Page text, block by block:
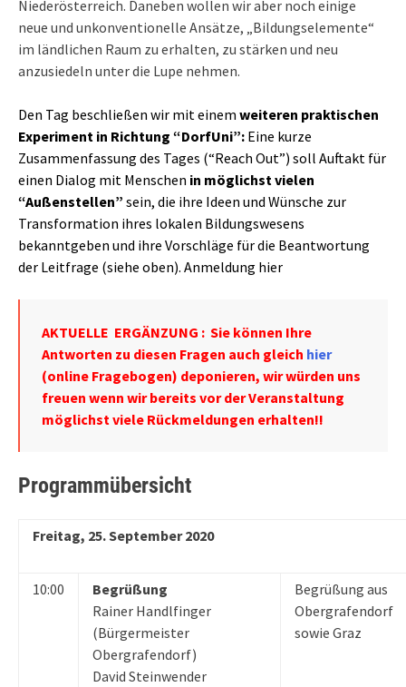
Niederösterreich. Daneben wollen wir aber noch einige
neue und unkonventionelle Ansätze, „Bildungselemente“
im ländlichen Raum zu erhalten, zu stärken und neu
anzusiedeln unter die Lupe nehmen.
Den Tag beschließen wir mit einem weiteren praktischen
Experiment in Richtung “DorfUni”: Eine kurze
Zusammenfassung des Tages (“Reach Out”) soll Auftakt für
einen Dialog mit Menschen in möglichst vielen
“Außenstellen” sein, die ihre Ideen und Wünsche zur
Transformation ihres lokalen Bildungswesens
bekanntgeben und ihre Vorschläge für die Beantwortung
der Leitfrage (siehe oben). Anmeldung hier
AKTUELLE ERGÄNZUNG : Sie können Ihre
Antworten zu diesen Fragen auch gleich hier
(online Fragebogen) deponieren, wir würden uns
freuen wenn wir bereits vor der Veranstaltung
möglichst viele Rückmeldungen erhalten!!
Programmübersicht
Freitag, 25. September 2020
10:00
Begrüßung
Rainer Handlfinger
(Bürgermeister
Obergrafendorf)
David Steinwender
Begrüßung aus
Obergrafendorf
sowie Graz